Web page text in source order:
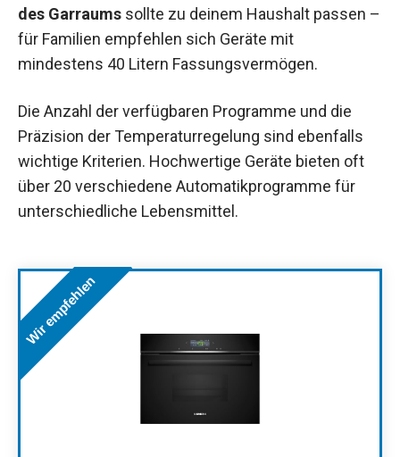
des Garraums sollte zu deinem Haushalt passen –
für Familien empfehlen sich Geräte mit
mindestens 40 Litern Fassungsvermögen.
Die Anzahl der verfügbaren Programme und die
Präzision der Temperaturregelung sind ebenfalls
wichtige Kriterien. Hochwertige Geräte bieten oft
über 20 verschiedene Automatikprogramme für
unterschiedliche Lebensmittel.
Wir empfehlen